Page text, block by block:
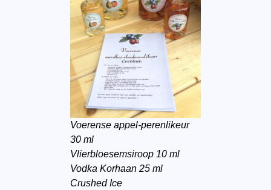
Voerense appel-perenlikeur
30 ml
Vlierbloesemsiroop 10 ml
Vodka Korhaan 25 ml
Crushed Ice